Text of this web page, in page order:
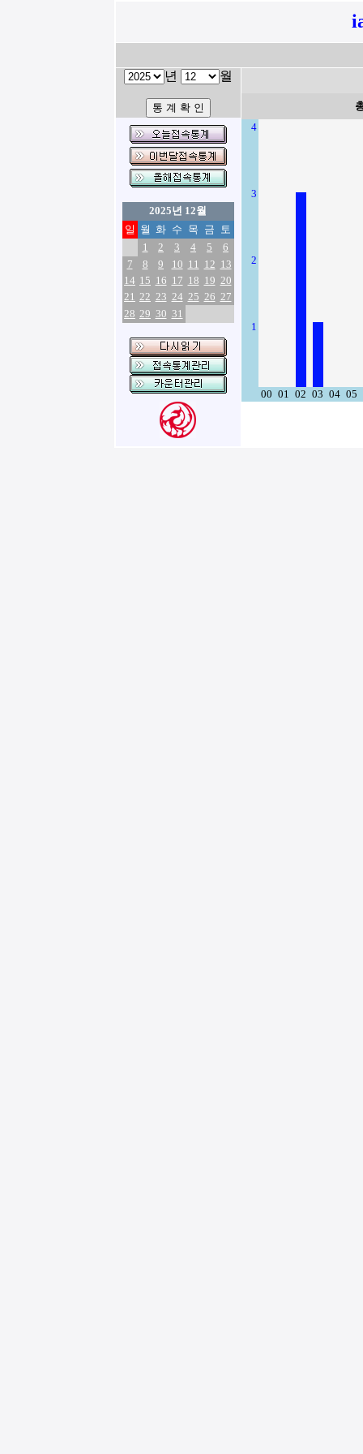
년 월
2025년 12월
일 월 화 수 목 금 토
1
2 3 4 5
6
7
8 9 10 11 12 13
14 15 16 17 18 19 20
21 22 23 24 25 26 27
28 29 30 31
4
3
2
1
00 01 02 03 04 05